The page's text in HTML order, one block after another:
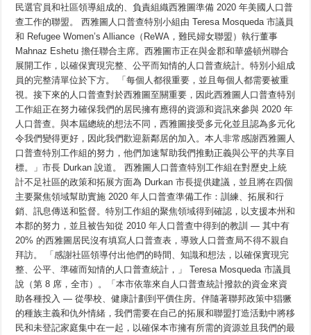
宣
佈
組
織
西
雅
圖
2020
年
人
口
查
準
備
工
作
的
社
區
領
導
民
選
官
員
為
Seattle
Census
Task
Force（西
雅
民選官員和社區領導組成的、負責組織西雅圖準備 2020 年美國人口普
查工作的聯盟。 西雅圖人口普查特別小組由 Teresa Mosqueda 市議員
和 Refugee Women’s Alliance（ReWA，難民婦女聯盟）執行董事
Mahnaz Eshetu 擔任聯合主席。西雅圖市正在與金郡和華盛頓州聯合
展開工作，以確保實現完整、公平而知情的人口普查統計。特別小組成
員的完整清單位於下方。 「每個人都很重要，並且每個人都需要被重
視。接下來的人口普查對於西雅圖至關重要，因此西雅圖人口普查特別
工作組正在努力確保我們的居民擁有應得的資源和資訊來參與 2020 年
人口普查。與本屆總統的想法不同，西雅圖接受多元化並且認為多元化
令我們變得更好，因此我們歡迎新鄰居的加入。本人非常感謝西雅圖人
口普查特別工作組的努力，他們加速幫助我們推動正義與公平的共享目
標。」市長 Durkan 說道。 西雅圖人口普查特別工作組在對歷史上統
計不足社區的政策和拓展方面為 Durkan 市長提供建議，並且將在四個
主要聚焦領域幫助實施 2020 年人口普查準備工作：訓練、拓展和行
銷、訊息傳送和監督。特別工作組的聚焦領域得到確認，以支援本州和
本郡的努力，並且被告知從 2010 年人口普查中得到的教訓 — 其中有
20% 的西雅圖居民沒有填寫人口普查表，導致人口普查局不得不親自
拜訪。 「感謝社區領導付出他們的時間、知識和想法，以確保實現完
整、公平、準確而知情的人口普查統計，」 Teresa Mosqueda 市議員
說（第 8 席，全市）。「本市依靠來自人口普查統計撥款的資金來資
助各種投入 — 從學校、健康計劃到平價住房。伴隨著聯邦政策中猖獗
的種族主義和仇外情緒，我們需要在自己的拓展和聯盟打造活動中將移
民和未登記家庭集中在一起，以確保本市擁有所需的資源並且我們的最